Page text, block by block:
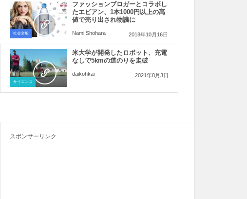
社会全般
ファッションブロガーとコラボし
たエビアン、1本1000円以上の高
値で売り出され物議に
Nami Shohara 2018年10月16日
サイエンス
米大学が開発したロボット、充電
なしで5kmの道のりを走破
daikohkai 2021年8月3日
スポンサーリンク